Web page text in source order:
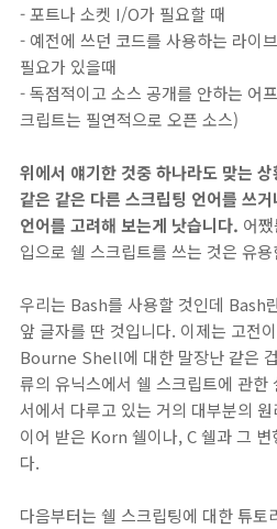
- 포트나 소켓 I/O가 필요할 때
- 예전에 쓰던 코드를 사용하는 라이
필요가 있을때
- 독점적이고 소스 공개를 안하는 어
크립트는 필연적으로 오픈 소스)
위에서 얘기한 것중 하나라도 맞는
같은 같은 다른 스크립팅 언어를 쓰
언어를 고려해 보는게 낫습니다. 어
입으로 쉘 스크립트를 쓰는 것은 유
우리는 Bash를 사용할 것인데
앞 글자를 딴 것입니다. 이제는 고
Bourne Shell에 대한 말장난 같은
류의 유닉스에서 쉘 스크립트에 관한
서에서 다루고 있는 거의 대부분의
이어 받은 Korn 쉘이나, C 쉘과 그
다.
다음부터는 쉘 스크립팅에 대한 튜토